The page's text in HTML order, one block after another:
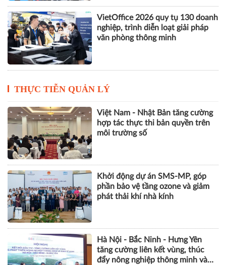
VietOffice 2026 quy tụ 130 doanh
nghiệp, trình diễn loạt giải pháp
văn phòng thông minh
THỰC TIỄN QUẢN LÝ
Việt Nam - Nhật Bản tăng cường
hợp tác thực thi bản quyền trên
môi trường số
Khởi động dự án SMS-MP, góp
phần bảo vệ tầng ozone và giảm
phát thải khí nhà kính
Hà Nội - Bắc Ninh - Hưng Yên
tăng cường liên kết vùng, thúc
đẩy nông nghiệp thông minh và